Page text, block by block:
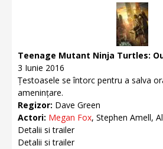
Teenage Mutant Ninja Turtles:
3 Iunie 2016
Țestoasele se întorc pentru a salva
amenințare.
Regizor: Dave Green
Actori: Megan Fox, Stephen Amell,
Detalii si trailer
Detalii si trailer